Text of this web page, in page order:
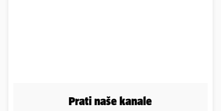
Prati naše kanale